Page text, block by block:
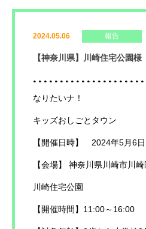
2024.05.06 報告
【神奈川県】川崎住宅公園
なりたいナ！
キッズおしごとタウン
【開催日時】 2024年5月6日
【会場】 神奈川県川崎市川
川崎住宅公園
【開催時間】11:00～16:00